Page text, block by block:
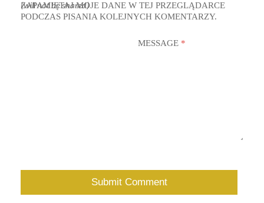
(will not be shared)
ZAPAMIĘTAJ MOJE DANE W TEJ PRZEGLĄDARCE
PODCZAS PISANIA KOLEJNYCH KOMENTARZY.
MESSAGE *